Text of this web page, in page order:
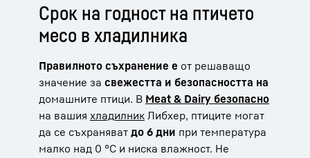
Срок на годност на птичето
месо в хладилника
Правилното съхранение е от решаващо
значение за свежестта и безопасността на
домашните птици. В Meat & Dairy безопасно
на вашия хладилник Либхер, птиците могат
да се съхраняват до 6 дни при температура
малко над 0 °C и ниска влажност. Не